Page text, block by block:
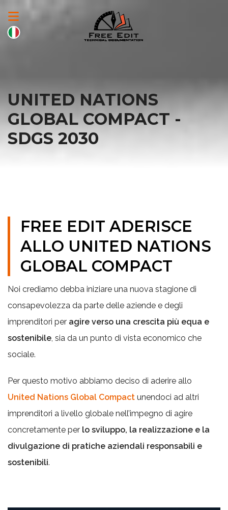
UNITED NATIONS
GLOBAL COMPACT -
SDGS 2030
FREE EDIT ADERISCE
ALLO UNITED NATIONS
GLOBAL COMPACT
Noi crediamo debba iniziare una nuova stagione di
consapevolezza da parte delle aziende e degli
imprenditori per agire verso una crescita più equa e
sostenibile, sia da un punto di vista economico che
sociale.
Per questo motivo abbiamo deciso di aderire allo
United Nations Global Compact unendoci ad altri
imprenditori a livello globale nell’impegno di agire
concretamente per lo sviluppo, la realizzazione e la
divulgazione di pratiche aziendali responsabili e
sostenibili.